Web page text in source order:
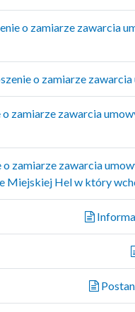
o zamiarze zawarcia
o zamiarze
zamiarze zawarcia
o zamiarze zawarcia
Miejskiej Hel w który